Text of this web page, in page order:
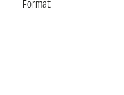
Format